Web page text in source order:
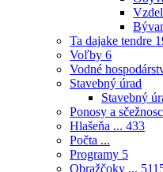
Ta dajake tendre
Voľby 6
Vodné
Stavebný úrad
Stavebný
Ponosy a
Hlašeňa ... 433
Počta ...
Programy 5
Obražčoky ...